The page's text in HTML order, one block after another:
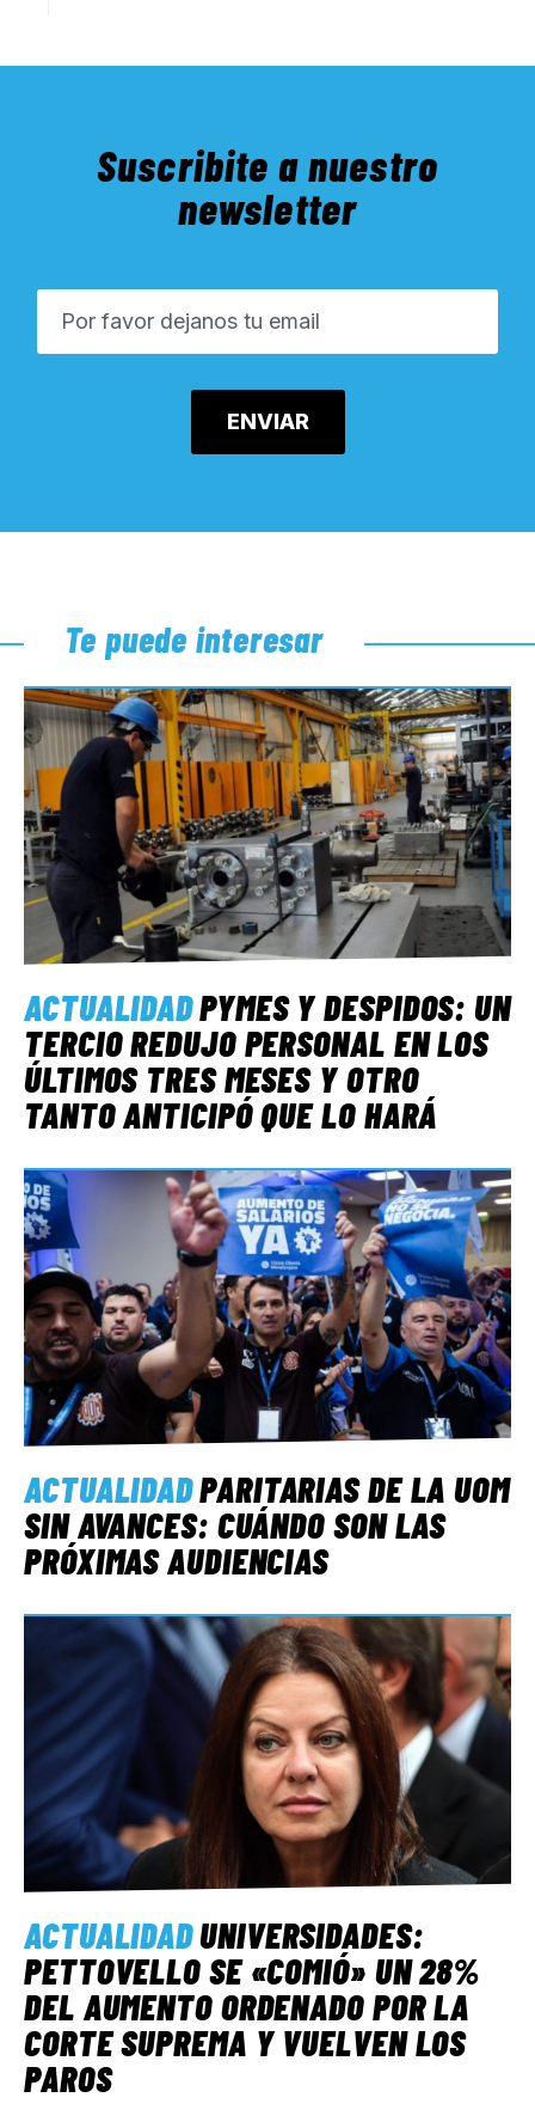
Suscribite a nuestro
newsletter
Te puede interesar
ACTUALIDADPYMES Y DESPIDOS: UN
TERCIO REDUJO PERSONAL EN LOS
ÚLTIMOS TRES MESES Y OTRO
TANTO ANTICIPÓ QUE LO HARÁ
ACTUALIDADPARITARIAS DE LA UOM
SIN AVANCES: CUÁNDO SON LAS
PRÓXIMAS AUDIENCIAS
ACTUALIDADUNIVERSIDADES:
PETTOVELLO SE «COMIÓ» UN 28%
DEL AUMENTO ORDENADO POR LA
CORTE SUPREMA Y VUELVEN LOS
PAROS